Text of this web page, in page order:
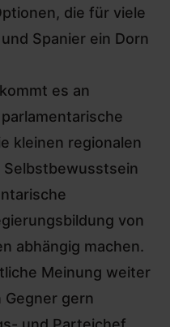
die für viele
Spanier ein Dorn
es an
kleinen regionalen
von
abhängig machen.
Meinung weiter
gern